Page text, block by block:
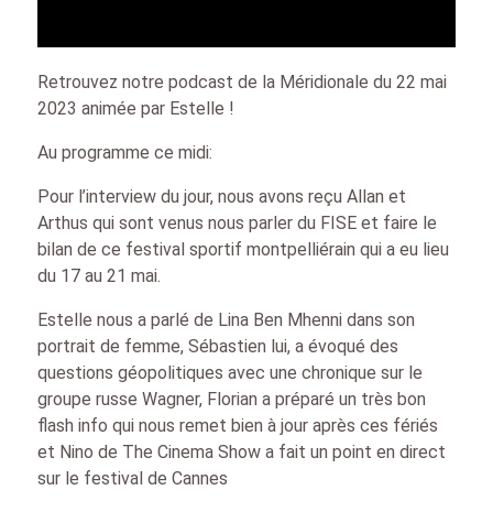
Retrouvez notre podcast de la Méridionale du 22 mai
2023 animée par Estelle !
Au programme ce midi:
Pour l’interview du jour, nous avons reçu Allan et
Arthus qui sont venus nous parler du FISE et faire le
bilan de ce festival sportif montpelliérain qui a eu lieu
du 17 au 21 mai.
Estelle nous a parlé de Lina Ben Mhenni dans son
portrait de femme, Sébastien lui, a évoqué des
questions géopolitiques avec une chronique sur le
groupe russe Wagner, Florian a préparé un très bon
flash info qui nous remet bien à jour après ces fériés
et Nino de The Cinema Show a fait un point en direct
sur le festival de Cannes